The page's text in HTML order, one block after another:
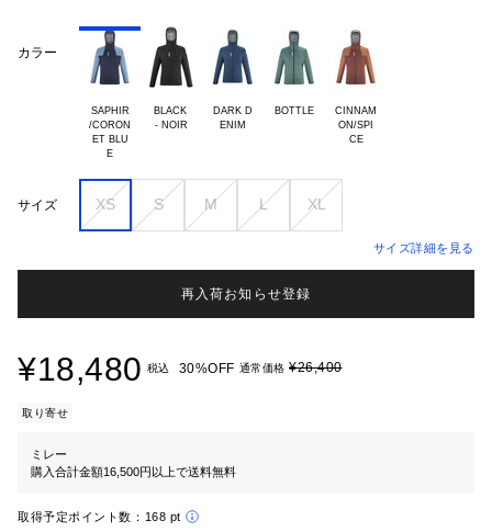
カラー
SAPHIR
/CORON
ET BLU
BLACK
DARK D
BOTTLE
CINNAM
ON/SPI
CE
サイズ XS S M L XL
サイズ詳細を見る
再入荷お知らせ登録
¥18,480 税込 30%OFF 通常価格 ¥26,400
取り寄せ
ミレー
購入合計金額16,500円以上で送料無料
取得予定ポイント数： 168 pt